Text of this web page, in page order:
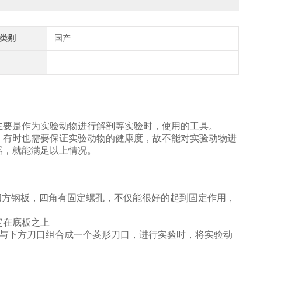
别 国产
是作为实验动物进行解剖等实验时，使用的工具。
时也需要保证实验动物的健康度，故不能对实验动物进
就能满足以上情况。
方钢板，四角有固定螺孔，不仅能很好的起到固定作用，
底板之上
下方刀口组合成一个菱形刀口，进行实验时，将实验动